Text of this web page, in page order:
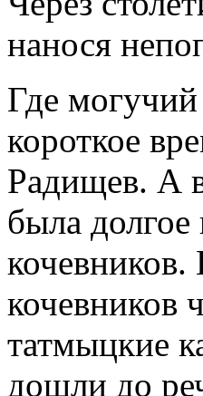
нанося
Где
короткое
Радищев. А
была долгое
кочевников.
кочевников
татмыцкие
дошли до